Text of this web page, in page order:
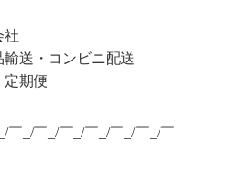
社
送・コンビニ配送
定期便
￣_/￣_/￣_/￣_/￣_/￣_/￣